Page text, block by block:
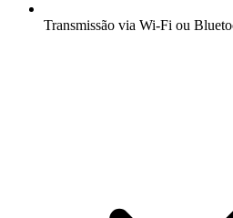
Transmissão via Wi-Fi ou